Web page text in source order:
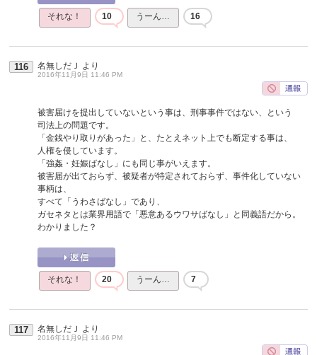
それな！ 10 うーん… 16
116 名無しだＪ より
2016年11月9日 11:46 PM
被害届けを提出していないという事は、刑事事件ではない、という
司法上の問題です。
「金銭やり取りがあった」と、たとえネット上でも断定する事は、
人権を侵しています。
「強姦・妊娠ばなし」にも同じ事がいえます。
被害届が出ておらず、被疑者が特定されておらず、事件化していない
事柄は、
すべて「うわさばなし」であり、
ガセネタとは業界用語で「悪意あるウワサばなし」と同義語だから。
わかりました？
それな！ 20 うーん… 7
117 名無しだＪ より
2016年11月9日 11:46 PM